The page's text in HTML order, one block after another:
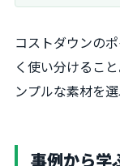
コストダウンの
く使い分けるこ
ンプルな素材を
事例から学